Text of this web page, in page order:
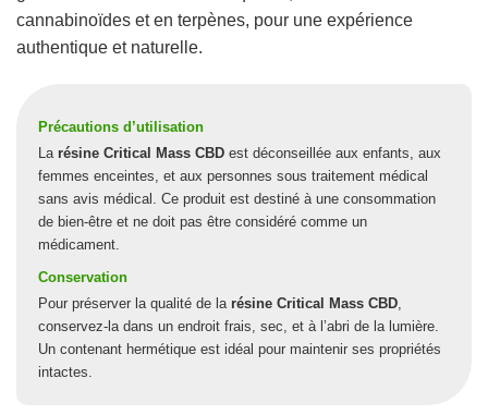
cannabinoïdes et en terpènes, pour une expérience
authentique et naturelle.
Précautions d’utilisation
La résine Critical Mass CBD est déconseillée aux enfants, aux
femmes enceintes, et aux personnes sous traitement médical
sans avis médical. Ce produit est destiné à une consommation
de bien-être et ne doit pas être considéré comme un
médicament.
Conservation
Pour préserver la qualité de la résine Critical Mass CBD
conservez-la dans un endroit frais, sec, et à l’abri de la lumière.
Un contenant hermétique est idéal pour maintenir ses propriétés
intactes.